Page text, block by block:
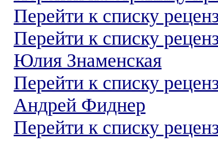
Перейти к списку
Перейти к списку
Юлия Знаменская
Перейти к списку
Андрей Фиднер
Перейти к списку